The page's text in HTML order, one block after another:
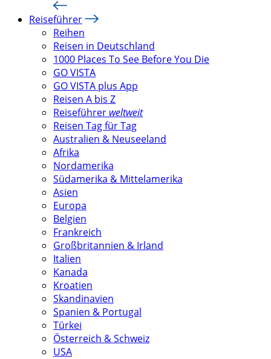
Reiseführer
Reihen
Reisen in Deutschland
1000 Places To See Before You Die
GO VISTA
GO VISTA plus App
Reisen A bis Z
Reiseführer weltweit
Reisen Tag für Tag
Australien & Neuseeland
Afrika
Nordamerika
Südamerika & Mittelamerika
Asien
Europa
Belgien
Frankreich
Großbritannien & Irland
Italien
Kanada
Kroatien
Skandinavien
Spanien & Portugal
Türkei
Österreich & Schweiz
USA